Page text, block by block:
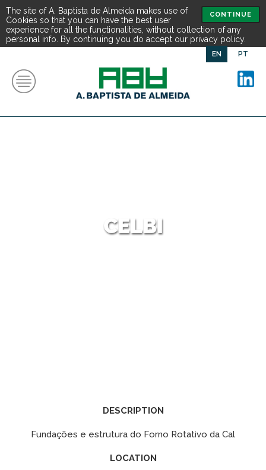
CONTINUE
The site of A. Baptista de Almeida makes use of
Cookies so that you can have the best user
experience for all the functionalities, without collection of any
personal info. By continuing you do accept our privacy policy.
EN PT
CELBI
DESCRIPTION
Fundações e estrutura do Forno Rotativo da Cal
LOCATION